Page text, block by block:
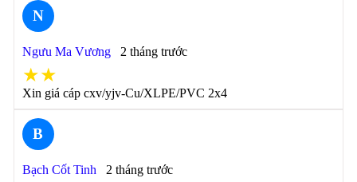
N
Ngưu Ma Vương 2 tháng trước
★★
Xin giá cáp cxv/yjv-Cu/XLPE/PVC 2x4
B
Bạch Cốt Tinh 2 tháng trước